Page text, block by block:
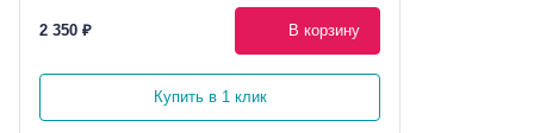
2 350 ₽ В корзину
Купить в 1 клик